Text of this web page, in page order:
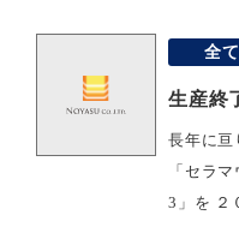
全て
生産終
長年に亘
「セラ
3」を ２